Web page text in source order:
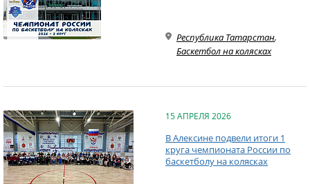
Республика Татарстан,
Баскетбол на колясках
15 АПРЕЛЯ 2026
В Алексине подвели итоги 1
круга чемпионата России по
баскетболу на колясках